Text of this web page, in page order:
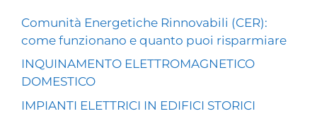
Comunità Energetiche Rinnovabili (CER):
come funzionano e quanto puoi risparmiare
INQUINAMENTO ELETTROMAGNETICO
DOMESTICO
IMPIANTI ELETTRICI IN EDIFICI STORICI